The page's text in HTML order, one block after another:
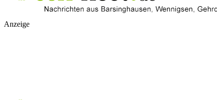
Anzeige